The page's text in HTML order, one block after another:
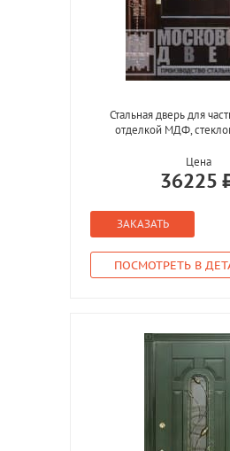
Стальная дверь для
отделкой МДФ,
Цена
36225
ЗАКАЗАТЬ
ПОСМОТРЕТЬ В